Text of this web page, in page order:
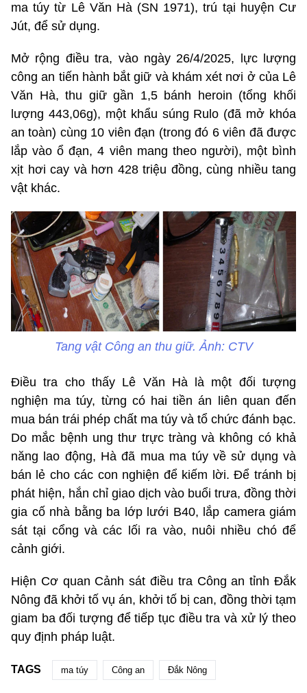
ma túy từ Lê Văn Hà (SN 1971), trú tại huyện Cư
Jút, để sử dụng.
Mở rộng điều tra, vào ngày 26/4/2025, lực lượng
công an tiến hành bắt giữ và khám xét nơi ở của Lê
Văn Hà, thu giữ gần 1,5 bánh heroin (tổng khối
lượng 443,06g), một khẩu súng Rulo (đã mở khóa
an toàn) cùng 10 viên đạn (trong đó 6 viên đã được
lắp vào ổ đạn, 4 viên mang theo người), một bình
xịt hơi cay và hơn 428 triệu đồng, cùng nhiều tang
vật khác.
Tang vật Công an thu giữ. Ảnh: CTV
Điều tra cho thấy Lê Văn Hà là một đối tượng
nghiện ma túy, từng có hai tiền án liên quan đến
mua bán trái phép chất ma túy và tổ chức đánh bạc.
Do mắc bệnh ung thư trực tràng và không có khả
năng lao động, Hà đã mua ma túy về sử dụng và
bán lẻ cho các con nghiện để kiếm lời. Để tránh bị
phát hiện, hắn chỉ giao dịch vào buổi trưa, đồng thời
gia cố nhà bằng ba lớp lưới B40, lắp camera giám
sát tại cổng và các lối ra vào, nuôi nhiều chó để
cảnh giới.
Hiện Cơ quan Cảnh sát điều tra Công an tỉnh Đắk
Nông đã khởi tố vụ án, khởi tố bị can, đồng thời tạm
giam ba đối tượng để tiếp tục điều tra và xử lý theo
quy định pháp luật.
TAGS ma túy Công an Đắk Nông